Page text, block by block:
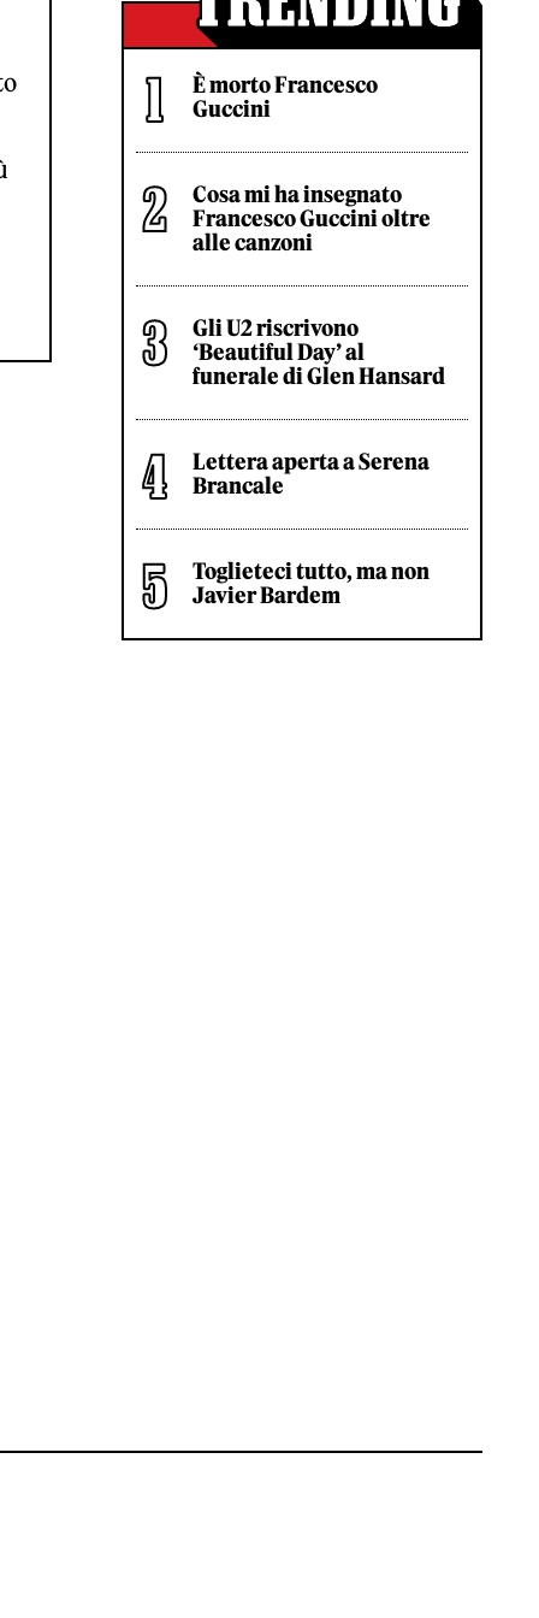
È morto Francesco
Guccini
Cosa mi ha insegnato
Francesco Guccini oltre
alle canzoni
Gli U2 riscrivono
‘Beautiful Day’ al
funerale di Glen Hansard
Lettera aperta a Serena
Brancale
Toglieteci tutto, ma non
Javier Bardem